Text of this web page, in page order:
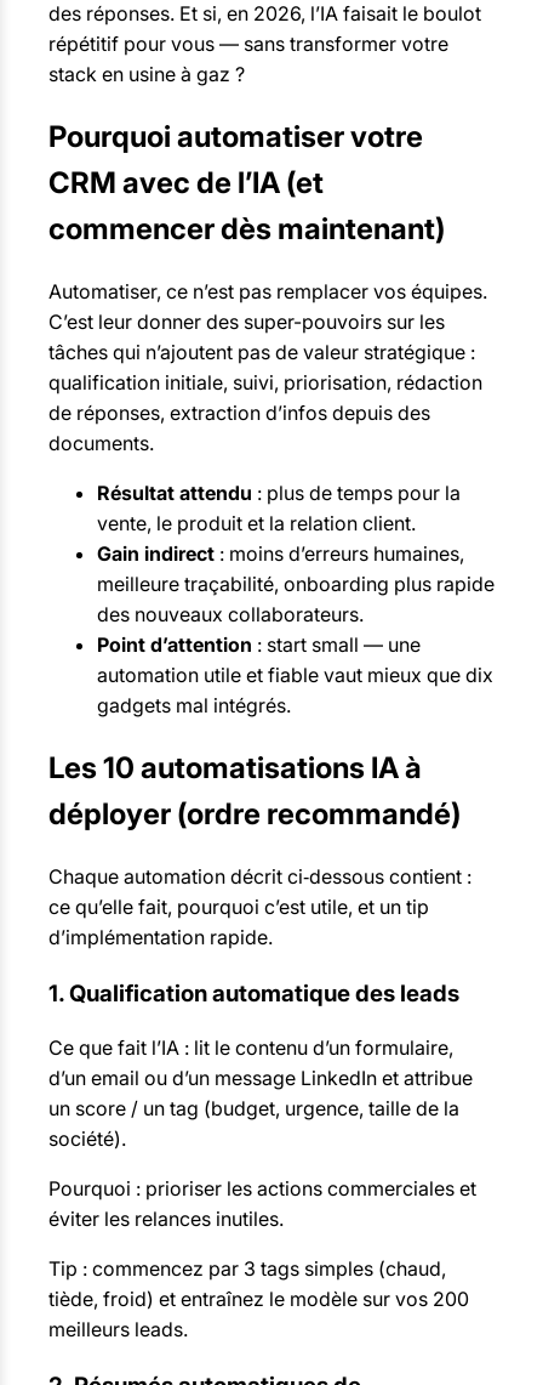
des réponses. Et si, en 2026, l’IA faisait le boulot
répétitif pour vous — sans transformer votre
stack en usine à gaz ?
Pourquoi automatiser votre
CRM avec de l’IA (et
commencer dès maintenant)
Automatiser, ce n’est pas remplacer vos équipes.
C’est leur donner des super-pouvoirs sur les
tâches qui n’ajoutent pas de valeur stratégique :
qualification initiale, suivi, priorisation, rédaction
de réponses, extraction d’infos depuis des
documents.
Résultat attendu : plus de temps pour la
vente, le produit et la relation client.
Gain indirect : moins d’erreurs humaines,
meilleure traçabilité, onboarding plus rapide
des nouveaux collaborateurs.
Point d’attention : start small — une
automation utile et fiable vaut mieux que dix
gadgets mal intégrés.
Les 10 automatisations IA à
déployer (ordre recommandé)
Chaque automation décrit ci‑dessous contient :
ce qu’elle fait, pourquoi c’est utile, et un tip
d’implémentation rapide.
1. Qualification automatique des leads
Ce que fait l’IA : lit le contenu d’un formulaire,
d’un email ou d’un message LinkedIn et attribue
un score / un tag (budget, urgence, taille de la
société).
Pourquoi : prioriser les actions commerciales et
éviter les relances inutiles.
Tip : commencez par 3 tags simples (chaud,
tiède, froid) et entraînez le modèle sur vos 200
meilleurs leads.